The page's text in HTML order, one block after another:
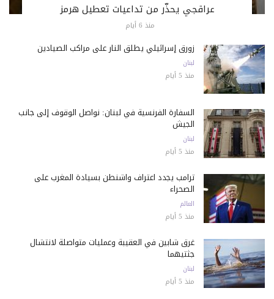
عراقجي يحذّر من تداعيات تعطيل هرمز
منذ 6 أيام
زورق إسرائيلي يطلق النار على مراكب الصيادين
لبنان
منذ 5 أيام
السفارة الفرنسية في لبنان: نواصل الوقوف إلى جانب
الجيش
لبنان
منذ 5 أيام
ترامب يجدد اعتراف واشنطن بسيادة المغرب على
الصحراء
العالم
منذ 5 أيام
غرق شابين في العقيبة وعمليات متواصلة لانتشال
جثتيهما
لبنان
منذ 5 أيام